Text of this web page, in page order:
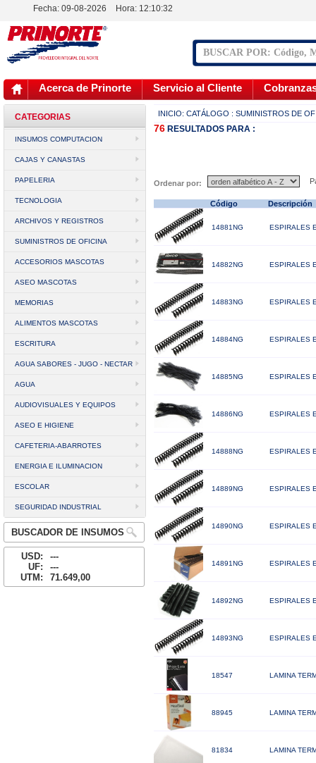
Fecha: 09-08-2026 Hora: 12:10:33
Acerca de Prinorte Servicio al Cliente
CATEGORIAS
INSUMOS COMPUTACION
CAJAS Y CANASTAS
PAPELERIA
TECNOLOGIA
ARCHIVOS Y REGISTROS
SUMINISTROS DE OFICINA
ACCESORIOS MASCOTAS
ASEO MASCOTAS
MEMORIAS
ALIMENTOS MASCOTAS
ESCRITURA
AGUA SABORES - JUGO - NECTAR
AGUA
AUDIOVISUALES Y EQUIPOS
ASEO E HIGIENE
CAFETERIA-ABARROTES
ENERGIA E ILUMINACION
ESCOLAR
SEGURIDAD INDUSTRIAL
BUSCADOR DE INSUMOS
USD:
---
UF:
---
UTM:
71.649,00
INICIO: CATÁLOGO : SUMINISTROS DE
76 RESULTADOS PARA :
Ordenar por:
Código
14881NG ESPIRALES
14882NG ESPIRALES
14883NG ESPIRALES
14884NG ESPIRALES
14885NG ESPIRALES
14886NG ESPIRALES
14888NG ESPIRALES
14889NG ESPIRALES
14890NG ESPIRALES
14891NG ESPIRALES
14892NG ESPIRALES
14893NG ESPIRALES
18547 LAMINA
88945 LAMINA
81834 LAMINA